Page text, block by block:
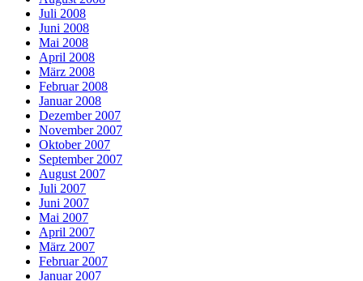
Juli 2008
Juni 2008
Mai 2008
April 2008
März 2008
Februar 2008
Januar 2008
Dezember 2007
November 2007
Oktober 2007
September 2007
August 2007
Juli 2007
Juni 2007
Mai 2007
April 2007
März 2007
Februar 2007
Januar 2007